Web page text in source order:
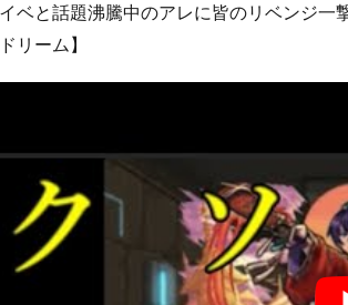
ベと話題沸騰中のアレに皆のリベンジ一
リーム】